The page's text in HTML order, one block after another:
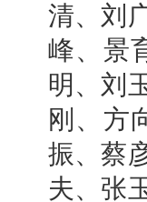
清、刘
峰、景
明、刘
刚、方
振、蔡
夫、张